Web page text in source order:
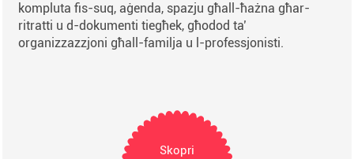
kompluta fis-suq, aġenda, spazju għall-ħażna għar-
ritratti u d-dokumenti tiegħek, għodod ta’
organizzazzjoni għall-familja u l-professjonisti.
Skopri